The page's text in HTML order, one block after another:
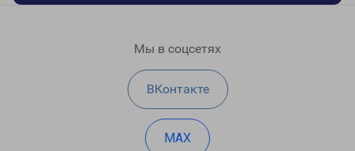
Мы в соцсетях
ВКонтакте
MAX